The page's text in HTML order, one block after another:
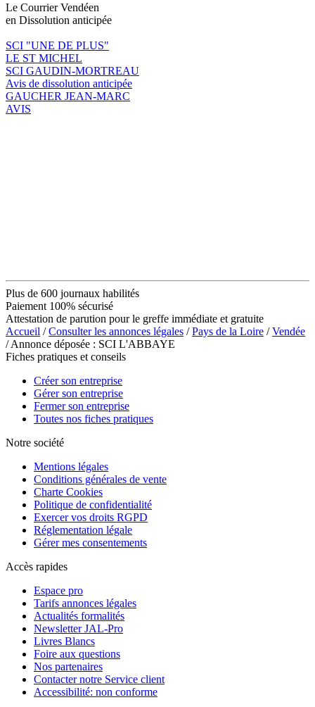
Le Courrier Vendéen
en Dissolution anticipée
SCI "UNE DE PLUS"
LE ST MICHEL
SCI GAUDIN-MORTREAU
Avis de dissolution anticipée
GAUCHER JEAN-MARC
AVIS
Plus de 600 journaux habilités
Paiement 100% sécurisé
Attestation de parution pour le greffe immédiate et gratuite
Accueil /Consulter les annonces légales /Pays de la Loire /Vendée
/ Annonce déposée : SCI L'ABBAYE
Fiches pratiques et conseils
Créer son entreprise
Gérer son entreprise
Fermer son entreprise
Toutes nos fiches pratiques
Notre société
Mentions légales
Conditions générales de vente
Charte Cookies
Politique de confidentialité
Exercer vos droits RGPD
Réglementation légale
Gérer mes consentements
Accès rapides
Espace pro
Tarifs annonces légales
Actualités formalités
Newsletter JAL-Pro
Livres Blancs
Foire aux questions
Nos partenaires
Contacter notre Service client
Accessibilité: non conforme